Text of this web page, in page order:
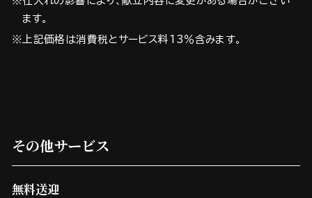
ます。
※上記価格は消費税とサービス料13％含みます。
その他サービス
無料送迎